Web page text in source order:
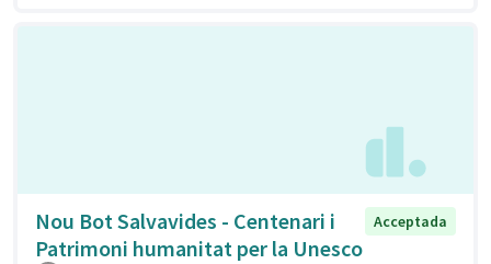
Nou Bot Salvavides - Centenari i
Patrimoni humanitat per la Unesco
Acceptada